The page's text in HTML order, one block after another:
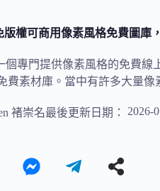
版權可商用像素風格免費圖庫
個專門提供像素風格的免費
費素材庫。當中有許多大量
褚崇名最後更新日期： 2026-